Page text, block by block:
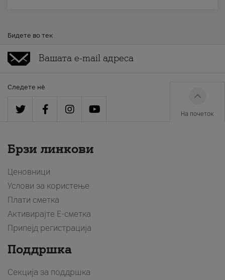
Бидете во тек
Следете нè
На почеток
Брзи линкови
Ценовници
Услови за користење
Плати сметка
Активирајте Е-сметка
Припејд регистрација
Поддршка
Секција за поддршка